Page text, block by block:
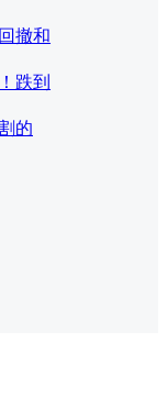
撤和
跌到
的